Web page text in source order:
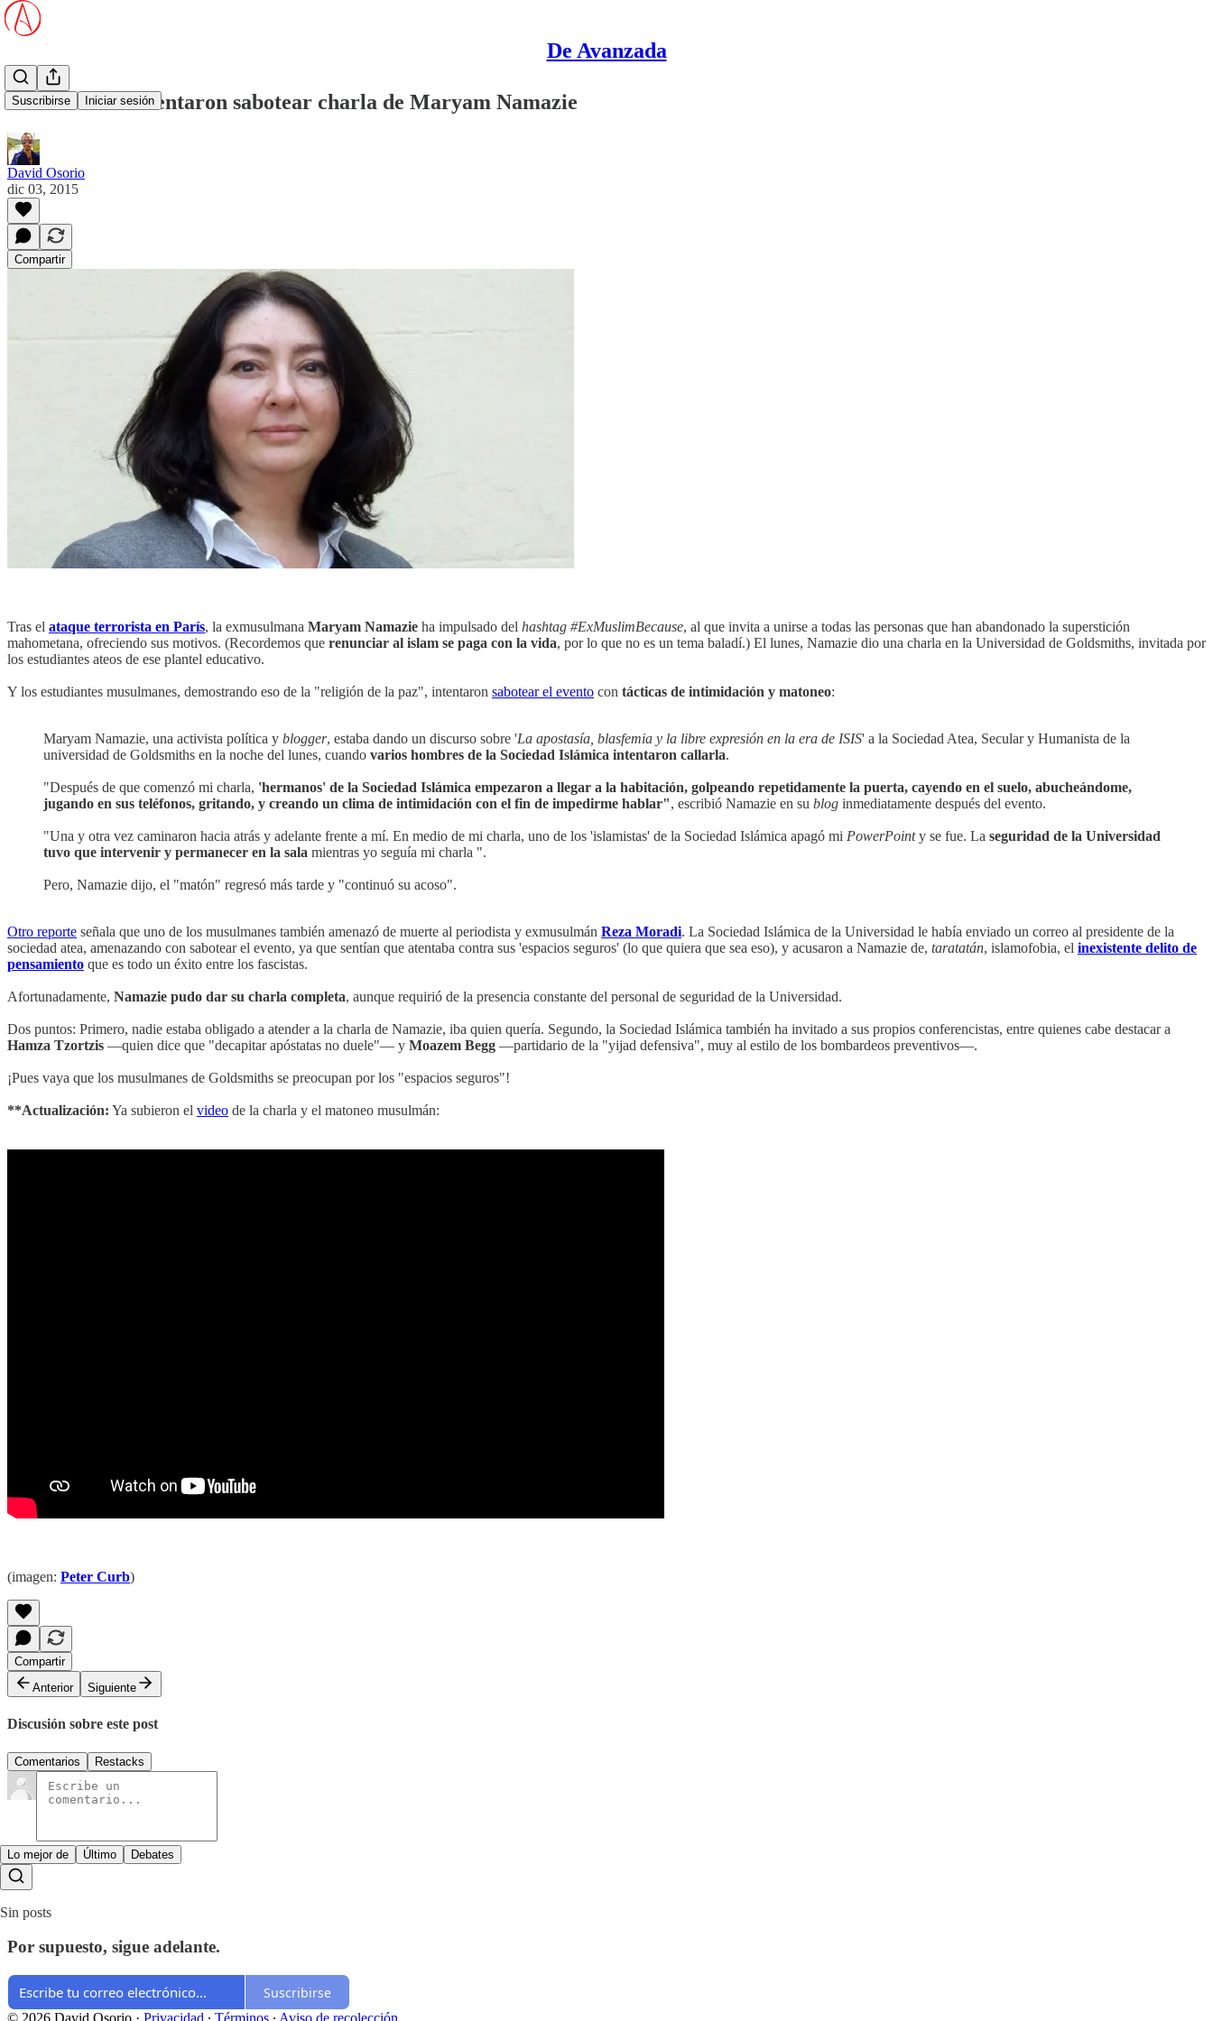
De Avanzada
Suscribirse Iniciar sesión
Musulmanes intentaron sabotear charla de Maryam Namazie
David Osorio
dic 03, 2015
Compartir
Tras el ataque terrorista en París, la exmusulmana Maryam Namazie ha impulsado del hashtag #ExMuslimBecause, al que invita a unirse a todas las personas que han abandonado la superstición
mahometana, ofreciendo sus motivos. (Recordemos que renunciar al islam se paga con la vida, por lo que no es un tema baladí.) El lunes, Namazie dio una charla en la Universidad de Goldsmiths, invitada por
los estudiantes ateos de ese plantel educativo.
Y los estudiantes musulmanes, demostrando eso de la "religión de la paz", intentaron sabotear el evento con tácticas de intimidación y matoneo:
Maryam Namazie, una activista política y blogger, estaba dando un discurso sobre 'La apostasía, blasfemia y la libre expresión en la era de ISIS' a la Sociedad Atea, Secular y Humanista de la
universidad de Goldsmiths en la noche del lunes, cuando varios hombres de la Sociedad Islámica intentaron callarla.
"Después de que comenzó mi charla, 'hermanos' de la Sociedad Islámica empezaron a llegar a la habitación, golpeando repetidamente la puerta, cayendo en el suelo, abucheándome,
jugando en sus teléfonos, gritando, y creando un clima de intimidación con el fin de impedirme hablar", escribió Namazie en su blog inmediatamente después del evento.
"Una y otra vez caminaron hacia atrás y adelante frente a mí. En medio de mi charla, uno de los 'islamistas' de la Sociedad Islámica apagó mi PowerPointy se fue. La seguridad de la Universidad
tuvo que intervenir y permanecer en la sala mientras yo seguía mi charla ".
Pero, Namazie dijo, el "matón" regresó más tarde y "continuó su acoso".
Otro reporte señala que uno de los musulmanes también amenazó de muerte al periodista y exmusulmán Reza Moradi. La Sociedad Islámica de la Universidad le había enviado un correo al presidente de la
sociedad atea, amenazando con sabotear el evento, ya que sentían que atentaba contra sus 'espacios seguros' (lo que quiera que sea eso), y acusaron a Namazie de, taratatán, islamofobia, el inexistente delito de
pensamiento que es todo un éxito entre los fascistas.
Afortunadamente, Namazie pudo dar su charla completa, aunque requirió de la presencia constante del personal de seguridad de la Universidad.
Dos puntos: Primero, nadie estaba obligado a atender a la charla de Namazie, iba quien quería. Segundo, la Sociedad Islámica también ha invitado a sus propios conferencistas, entre quienes cabe destacar a
Hamza Tzortzis —quien dice que "decapitar apóstatas no duele"— y Moazem Begg —partidario de la "yijad defensiva", muy al estilo de los bombardeos preventivos—.
¡Pues vaya que los musulmanes de Goldsmiths se preocupan por los "espacios seguros"!
**Actualización: Ya subieron el video de la charla y el matoneo musulmán:
(imagen: Peter Curb)
Compartir
Anterior
Siguiente
Discusión sobre este post
Comentarios Restacks
Lo mejor de Último Debates
Sin posts
Por supuesto, sigue adelante.
Suscribirse
© 2026 David Osorio · Privacidad ∙ Términos ∙ Aviso de recolección